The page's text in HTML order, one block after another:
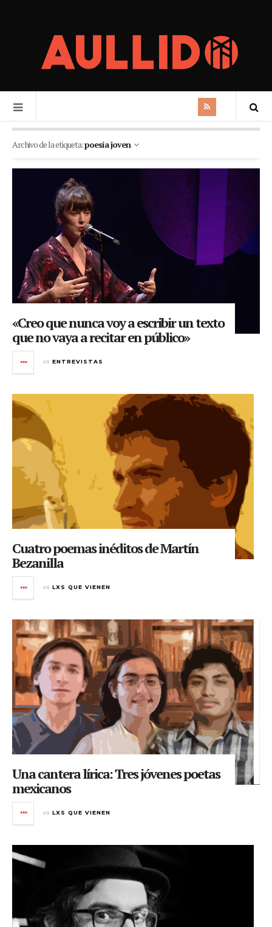
Archivo de la etiqueta:poesía joven
«Creo que nunca voy a escribir un texto
que no vaya a recitar en público»
en ENTREVISTAS
Cuatro poemas inéditos de Martín
Bezanilla
en LXS QUE VIENEN
Una cantera lírica: Tres jóvenes poetas
mexicanos
en LXS QUE VIENEN